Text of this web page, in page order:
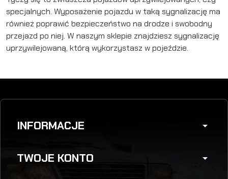
specjalnych. Wyposażenie pojazdu w taką sygnalizację ma
również poprawić bezpieczeństwo na drodze i swobodny
przejazd po niej. W naszym sklepie znajdziesz sygnalizację
uprzywilejowaną, którą wykorzystasz w pojeździe.
INFORMACJE arrow_drop_down
TWOJE KONTO arrow_drop_down